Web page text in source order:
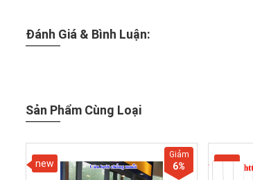
Đánh Giá & Bình Luận:
Sản Phẩm Cùng Loại
new
Giảm
6% new